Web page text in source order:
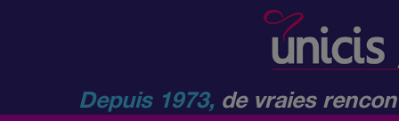
Depuis 1973, de vraies